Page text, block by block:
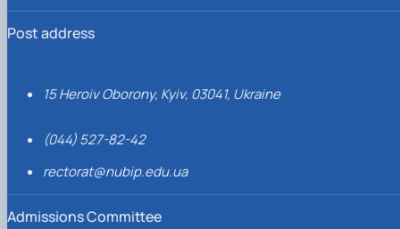
Post address
15 Heroiv Oborony, Kyiv, 03041, Ukraine
(044) 527-82-42
rectorat@nubip.edu.ua
Admissions Committee